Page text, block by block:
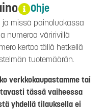
Ohje
ja missä painoluokassa
numeroa väririvillä
kertoo tällä hetkellä
tuotemäärän.
verkkokaupastamme tai
tässä vaiheessa
yhdellä tilauksella ei